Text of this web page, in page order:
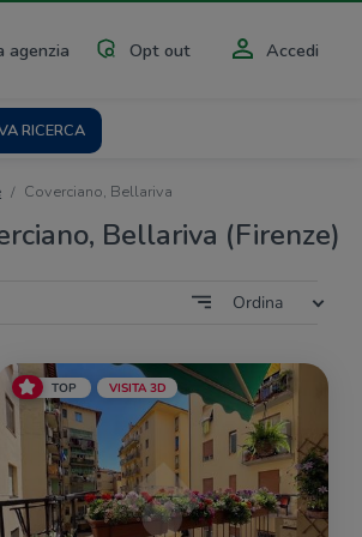
agenzia Opt out Accedi
RICERCA
Coverciano, Bellariva
Bellariva (Firenze)
Ordina
TOP VISITA 3D